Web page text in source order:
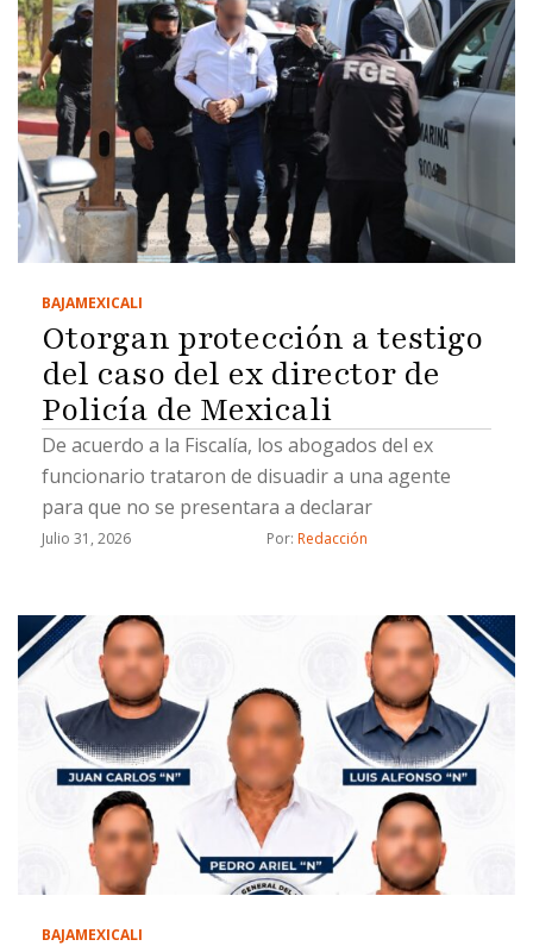
BAJAMEXICALI
Otorgan protección a testigo
del caso del ex director de
Policía de Mexicali
De acuerdo a la Fiscalía, los abogados del ex
funcionario trataron de disuadir a una agente
para que no se presentara a declarar
Julio 31, 2026 Por: Redacción
BAJAMEXICALI